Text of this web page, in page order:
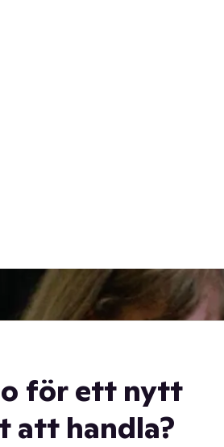
för ett nytt
att handla?